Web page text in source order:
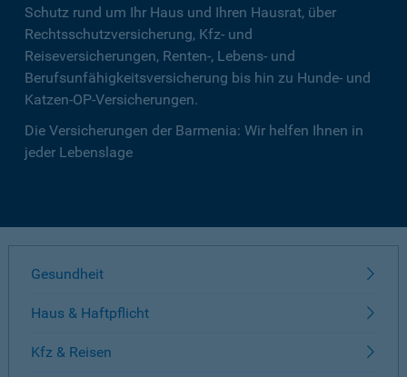
Schutz rund um Ihr Haus und Ihren Hausrat, über
Rechtsschutzversicherung, Kfz- und
Reiseversicherungen, Renten-, Lebens- und
Berufsunfähigkeitsversicherung bis hin zu Hunde- und
Katzen-OP-Versicherungen.
Die Versicherungen der Barmenia: Wir helfen Ihnen in
jeder Lebenslage
Gesundheit
Haus & Haftpflicht
Kfz & Reisen